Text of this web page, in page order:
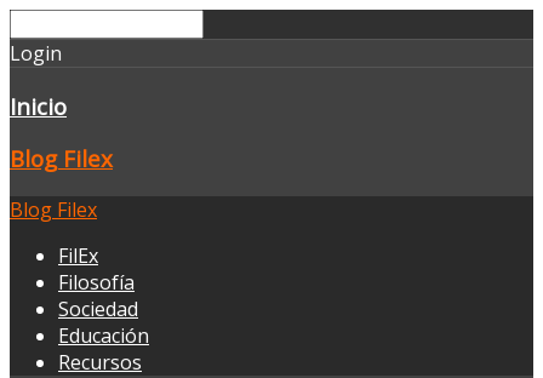
Login
Inicio
Blog Filex
Blog Filex
FilEx
Filosofía
Sociedad
Educación
Recursos